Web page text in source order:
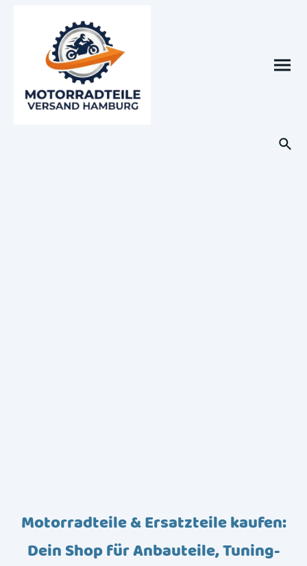
Motorradteile & Ersatzteile kaufen:
Dein Shop für Anbauteile, Tuning-